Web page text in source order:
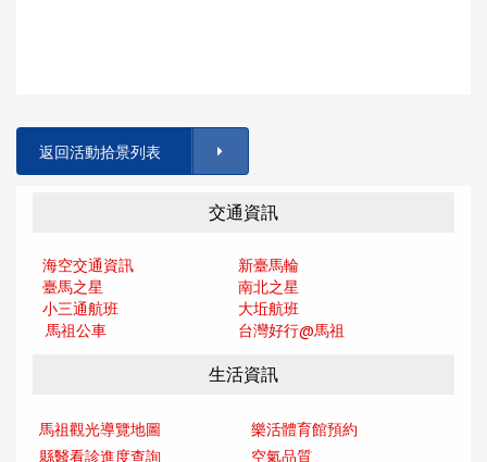
返回活動拾景列表
交通資訊
海空交通資訊
新臺馬輪
臺馬之星
南北之星
小三通航班
大坵航班
馬祖公車
台灣好行@馬祖
生活資訊
馬祖觀光導覽地圖
樂活體育館預約
縣醫看診進度查詢
空氣品質